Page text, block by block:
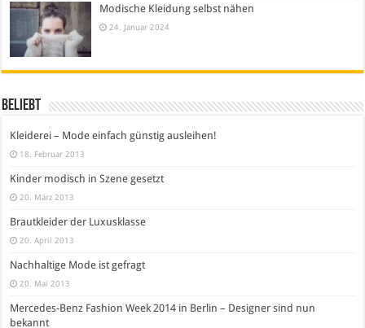
Modische Kleidung selbst nähen
24. Januar 2024
Beliebt
Kleiderei – Mode einfach günstig ausleihen!
18. Februar 2013
Kinder modisch in Szene gesetzt
20. März 2013
Brautkleider der Luxusklasse
20. April 2013
Nachhaltige Mode ist gefragt
20. Mai 2013
Mercedes-Benz Fashion Week 2014 in Berlin – Designer sind nun
bekannt